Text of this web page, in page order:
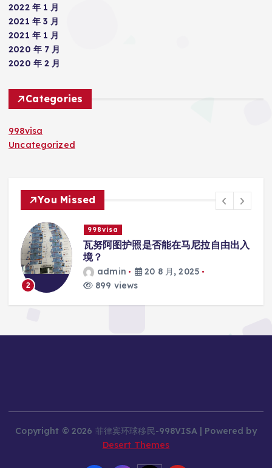
2022 年 1 月
2021 年 3 月
2021 年 1 月
2020 年 7 月
2020 年 2 月
Categories
998visa
Uncategorized
You Missed
998visa
瓦努阿图护照是否能在马尼拉自由出入
境？
admin
20 8 月, 2025
899 views
Copyright © 2026 菲律宾环球移民-998VISA | Powered by
Desert Themes